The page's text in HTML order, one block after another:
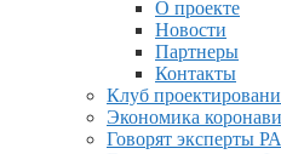
О проекте
Новости
Партнеры
Контакты
Клуб
Экономика
Говорят эксперты